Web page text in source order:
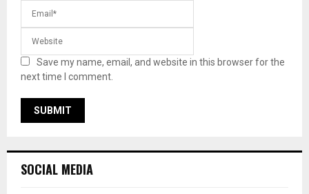
Save my name, email, and website in this browser for the
next time I comment.
SOCIAL MEDIA